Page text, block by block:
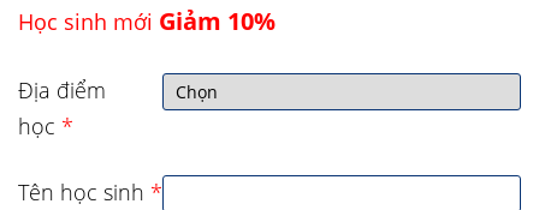
Học sinh mới Giảm 10%
Địa điểm
học *
Tên học sinh *